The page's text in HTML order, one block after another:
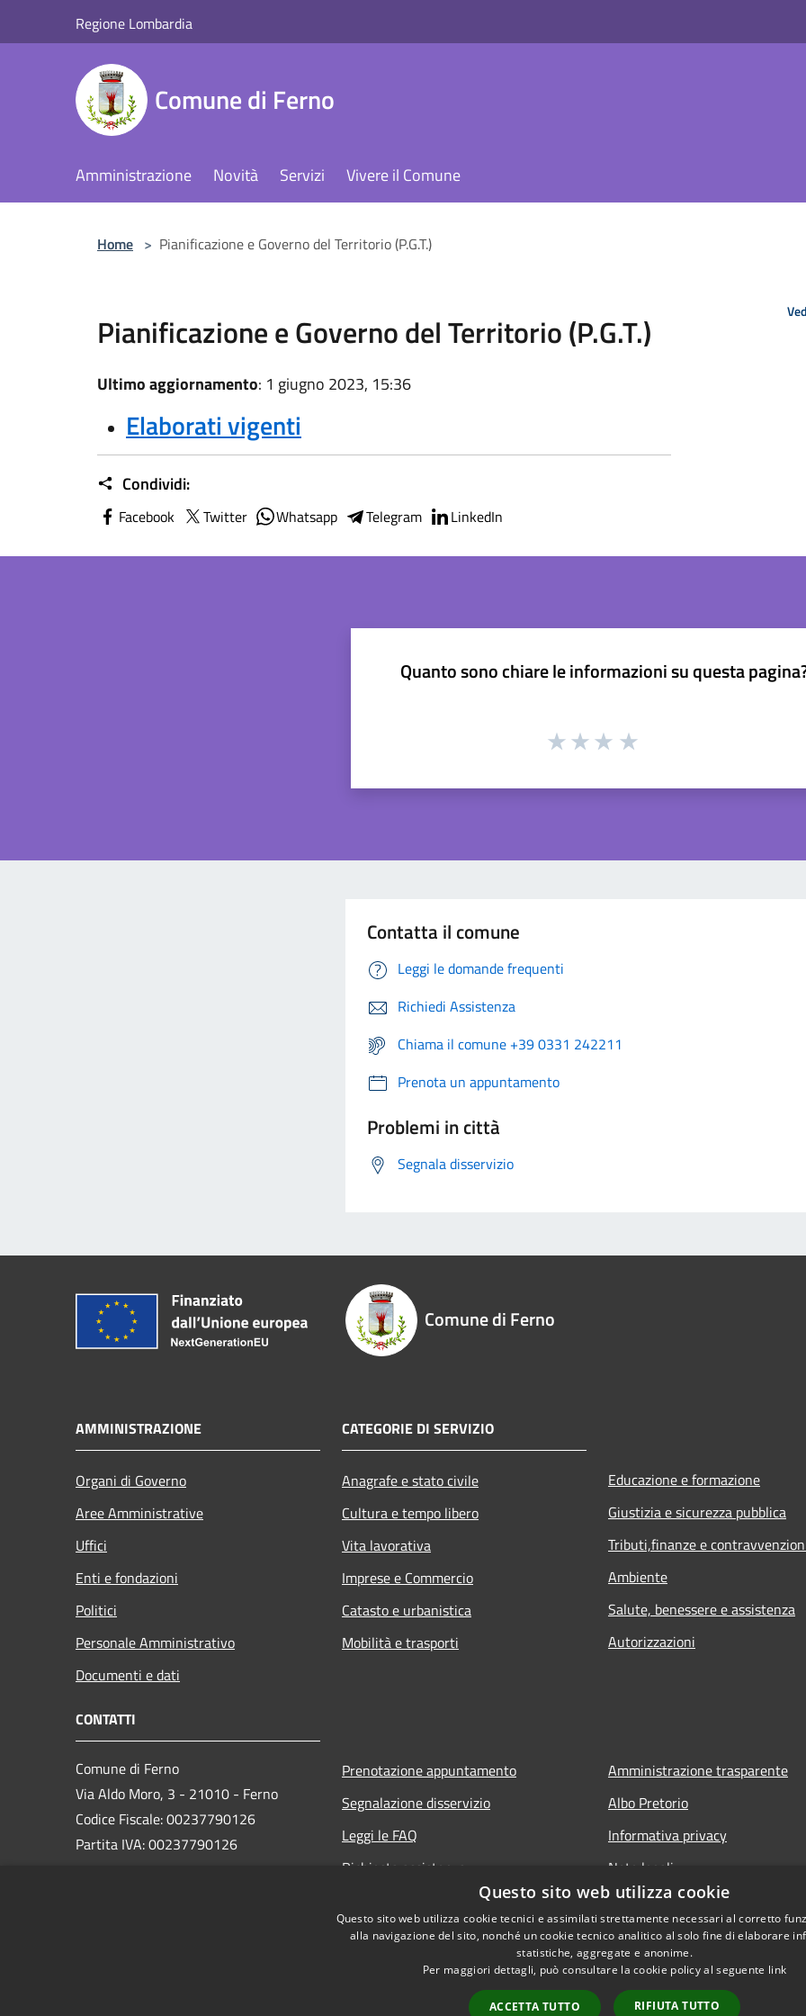
Regione Lombardia
Comune di Ferno
Amministrazione Novità Servizi Vivere il Comune
Home > Pianificazione e Governo del Territorio (P.G.T.)
Pianificazione e Governo del Territorio (P.G.T.)
Ultimo aggiornamento: 1 giugno 2023, 15:36
Elaborati vigenti
Condividi:
Facebook Twitter Whatsapp Telegram LinkedIn
Quanto sono chiare le informazioni su questa
Contatta il comune
Leggi le domande frequenti
Richiedi Assistenza
Chiama il comune +39 0331 242211
Prenota un appuntamento
Problemi in città
Segnala disservizio
Comune di Ferno
AMMINISTRAZIONE
Organi di Governo
Aree Amministrative
Uffici
Enti e fondazioni
Politici
Personale Amministrativo
Documenti e dati
CATEGORIE DI SERVIZIO
Anagrafe e stato civile
Cultura e tempo libero
Vita lavorativa
Imprese e Commercio
Catasto e urbanistica
Mobilità e trasporti
Educazione e formazione
Giustizia e sicurezza pubblica
Tributi,finanze e
Ambiente
Salute, benessere e assistenza
Autorizzazioni
CONTATTI
Comune di Ferno
Via Aldo Moro, 3 - 21010 - Ferno
Codice Fiscale: 00237790126
Partita IVA: 00237790126
Prenotazione appuntamento
Segnalazione disservizio
Leggi le FAQ
Richiesta assistenza
Amministrazione trasparente
Albo Pretorio
Informativa privacy
Note legali
Dichiarazione di accessibilità
Questo sito web utilizza cookie
Questo sito web utilizza cookie tecnici e assimilati strettamente necessari al corretto
alla navigazione del sito, nonché un cookie tecnico analitico al solo fine di elaborare
statistiche, aggregate e anonime.
Per maggiori dettagli, può consultare la cookie policy al seguente link
ACCETTA TUTTO RIFIUTA TUTTO